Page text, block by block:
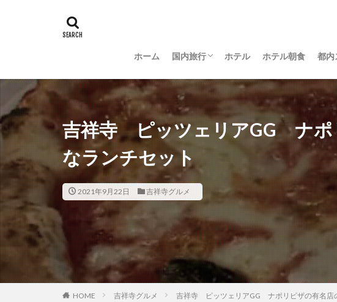
ホーム 国内旅行
羽田空港グルメ
大阪
京都
沖縄
新潟
長野
茨城
富山
金沢
山梨
ホテル ホテル朝食 都内
吉祥寺 ピッツェリアGG ナポ
なランチセット
2021年9月22日 吉祥寺グルメ
HOME 吉祥寺グルメ 吉祥寺 ピッツェリアGG ナポリピザの有名店